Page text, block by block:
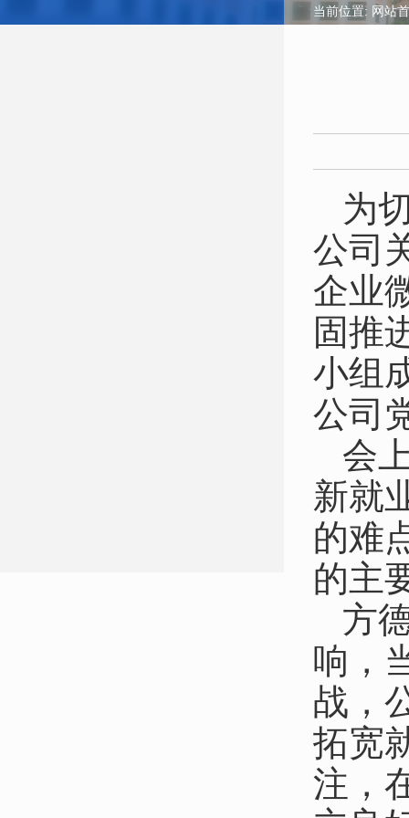
当前位置: 网站
为
公司
企业
固推
小组
公司
会
新就
的难
的主
方
响，
战，
拓宽
注 ，